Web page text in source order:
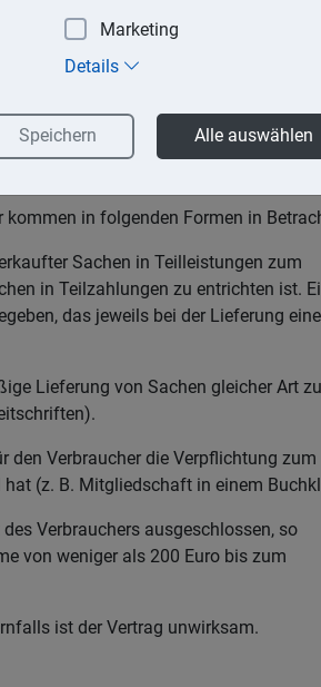
langfristige finanzielle Belastungen,
Kunden grundsätzlich ein
Ausübung des Widerrufsrechts ist eine
der Widerrufsfrist.
kommen in folgenden Formen in
Sachen in Teilleistungen zum
in Teilzahlungen zu entrichten ist.
das jeweils bei der Lieferung
Lieferung von Sachen gleicher Art
den Verbraucher die Verpflichtung zum
hat (z. B. Mitgliedschaft in einem
Verbrauchers ausgeschlossen, so
von weniger als 200 Euro bis zum
ist der Vertrag unwirksam.
Marketing
Details
Speichern Alle auswählen